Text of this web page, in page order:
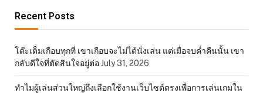
Recent Posts
โต๊ะเต็มเกือบทุกที่ เขาเกือบจะไม่ได้นั่งเล่น แต่เมื่อจบค่ำคืนนั้น เขา
กลับดีใจที่ตัดสินใจอยู่ต่อJuly 31, 2026
ทำไมผู้เล่นส่วนใหญ่ถึงเลือกใช้งานเว็บไซต์ตรงเพื่อการเล่นเกมใน